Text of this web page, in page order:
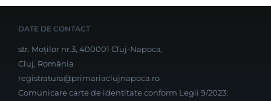
DATE DE CONTACT
str. Moților nr.3, 400001 Cluj-Napoca,
Cluj, România
registratura@primariaclujnapoca.ro
Comunicare carte de identitate conform Legii 9/2023: